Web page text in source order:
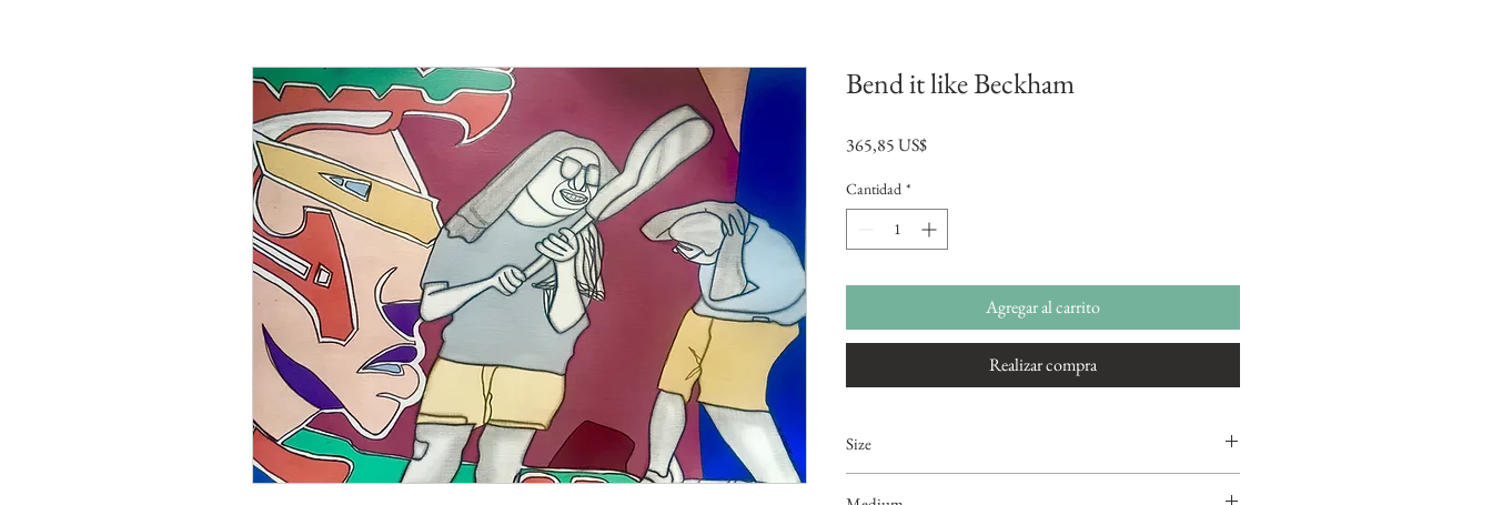
Bend it like Beckham
365,85 US$Precio
Cantidad *
Agregar al carrito
Realizar compra
Size